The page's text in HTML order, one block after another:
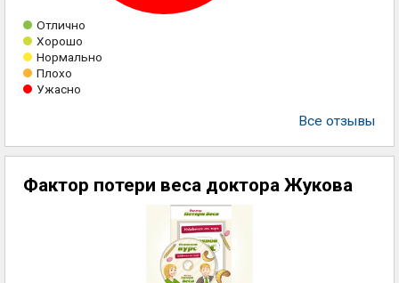
Отлично
Хорошо
Нормально
Плохо
Ужасно
Все отзывы
Фактор потери веса доктора Жукова